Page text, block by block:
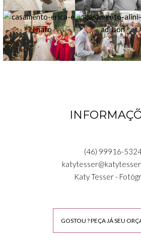
(46) 99916-
Katy Tesser -
GOSTOU ? PEÇA JÁ SEU